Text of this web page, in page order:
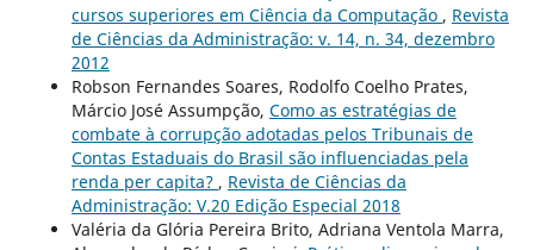
cursos superiores em Ciência da Computação , Revista
de Ciências da Administração: v. 14, n. 34, dezembro
2012
Robson Fernandes Soares, Rodolfo Coelho Prates,
Márcio José Assumpção, Como as estratégias de
combate à corrupção adotadas pelos Tribunais de
Contas Estaduais do Brasil são influenciadas pela
renda per capita? , Revista de Ciências da
Administração: V.20 Edição Especial 2018
Valéria da Glória Pereira Brito, Adriana Ventola Marra,